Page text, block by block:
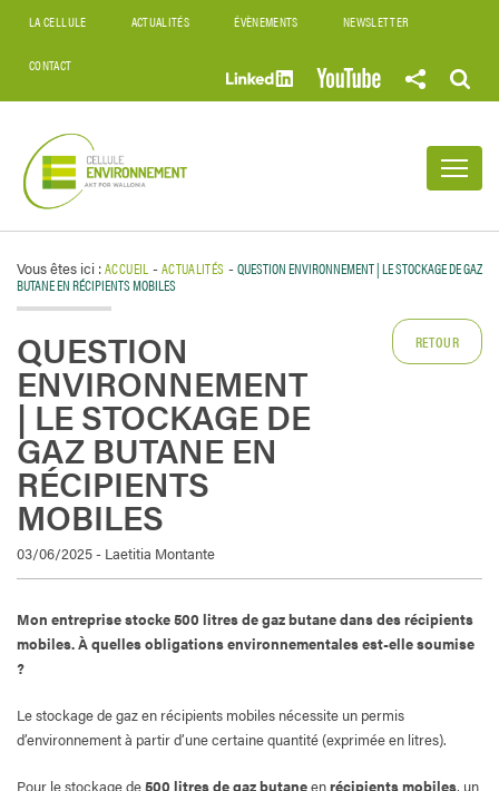
LA CELLULE ACTUALITÉS ÉVÈNEMENTS NEWSLETTER
CONTACT
Vous êtes ici :ACCUEIL -ACTUALITÉS -QUESTION ENVIRONNEMENT | LE STOCKAGE DE GAZ
BUTANE EN RÉCIPIENTS MOBILES
QUESTION
ENVIRONNEMENT
| LE STOCKAGE DE
GAZ BUTANE EN
RÉCIPIENTS
MOBILES
03/06/2025 - Laetitia Montante
RETOUR
Mon entreprise stocke 500 litres de gaz butane dans des récipients
mobiles. À quelles obligations environnementales est-elle soumise
?
Le stockage de gaz en récipients mobiles nécessite un permis
d’environnement à partir d’une certaine quantité (exprimée en litres).
Pour le stockage de500 litres de gaz butaneenrécipients mobiles, un